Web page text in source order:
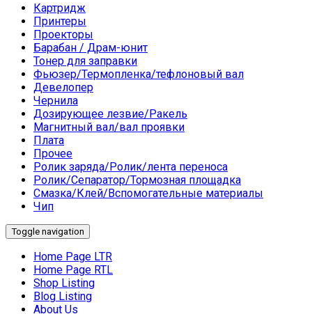
Картридж
Принтеры
Проекторы
Барабан / Драм-юнит
Тонер для заправки
Фьюзер/Термопленка/тефлоновый вал
Девелопер
Чернила
Дозирующее лезвие/Ракель
Магнитный вал/вал проявки
Плата
Прочее
Ролик заряда/Ролик/лента переноса
Ролик/Сепаратор/Тормозная площадка
Смазка/Клей/Вспомогательные материалы
Чип
Toggle navigation
Home Page LTR
Home Page RTL
Shop Listing
Blog Listing
About Us